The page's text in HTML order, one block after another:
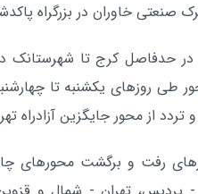
صنعتی خاوران در بزرگراه
در حدفاصل کرج تا
رفت و برگشت محورهای